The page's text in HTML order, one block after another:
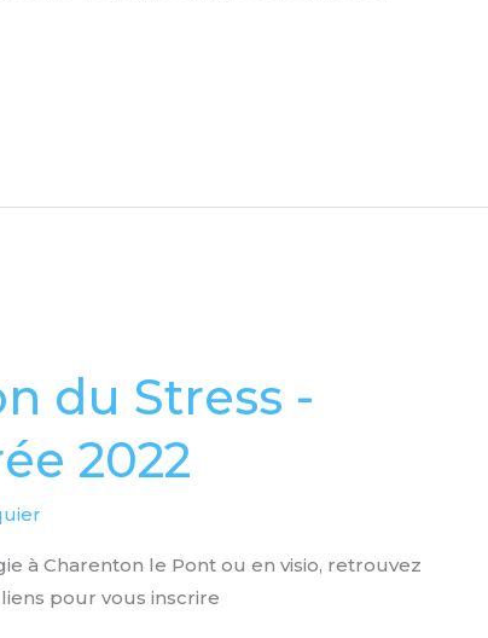
du Stress -
2022
à Charenton le Pont ou en visio, retrouvez
pour vous inscrire